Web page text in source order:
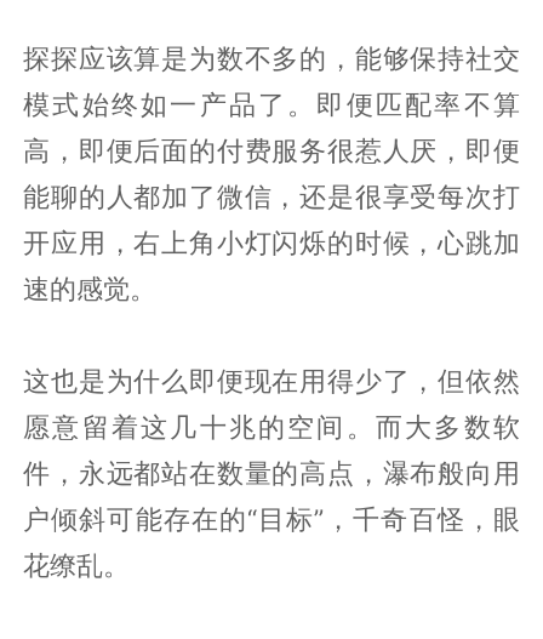
探探应该算是为数不多的，能够保持社交
模式始终如一产品了。即便匹配率不算
高，即便后面的付费服务很惹人厌，即便
能聊的人都加了微信，还是很享受每次打
开应用，右上角小灯闪烁的时候，心跳加
速的感觉。
这也是为什么即便现在用得少了，但依然
愿意留着这几十兆的空间。而大多数软
件，永远都站在数量的高点，瀑布般向用
户倾斜可能存在的“目标”，千奇百怪，眼
花缭乱。